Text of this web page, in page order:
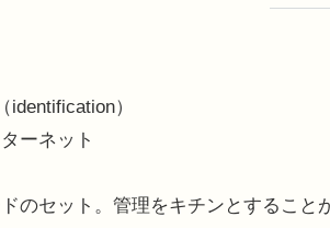
identification）
ーネット
のセット。管理をキチンとすること